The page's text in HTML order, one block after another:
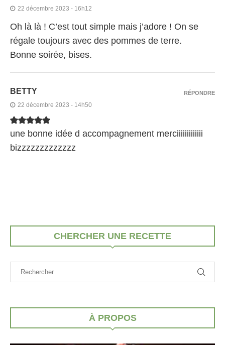
22 décembre 2023 - 16h12
Oh là là ! C’est tout simple mais j’adore ! On se
régale toujours avec des pommes de terre.
Bonne soirée, bises.
BETTY
22 décembre 2023 - 14h50
une bonne idée d accompagnement merciiiiiiiiiiiii
bizzzzzzzzzzzzz
RÉPONDRE
CHERCHER UNE RECETTE
À PROPOS